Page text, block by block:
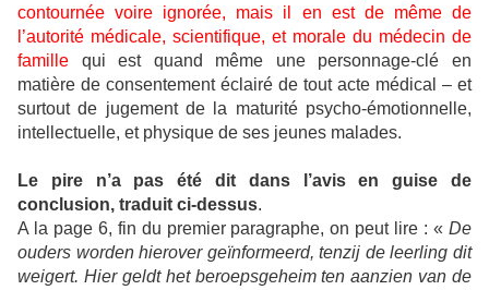
contournée voire ignorée, mais il en est de même de
l’autorité médicale, scientifique, et morale du médecin de
famille qui est quand même une personnage-clé en
matière de consentement éclairé de tout acte médical – et
surtout de jugement de la maturité psycho-émotionnelle,
intellectuelle, et physique de ses jeunes malades.
Le pire n’a pas été dit dans l’avis en guise de
conclusion, traduit ci-dessus.
A la page 6, fin du premier paragraphe, on peut lire : « De
ouders worden hierover geïnformeerd, tenzij de leerling dit
weigert. Hier geldt het beroepsgeheim ten aanzien van de